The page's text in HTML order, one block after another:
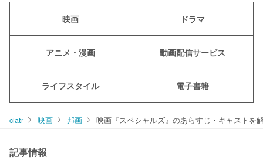
映画 ドラマ
アニメ・漫画 動画配信サービス
ライフスタイル 電子書籍
ciatr 映画 邦画 映画『スペシャルズ』のあらすじ・キャストを
記事情報